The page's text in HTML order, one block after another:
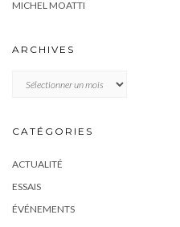
MICHEL MOATTI
ARCHIVES
CATÉGORIES
ACTUALITÉ
ESSAIS
ÉVÉNEMENTS